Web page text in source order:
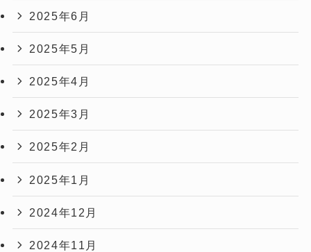
2025年6月
2025年5月
2025年4月
2025年3月
2025年2月
2025年1月
2024年12月
2024年11月